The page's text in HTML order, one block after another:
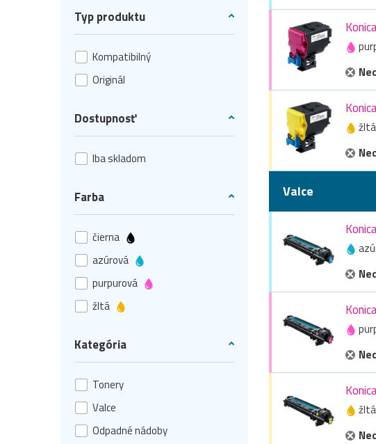
Typ produktu
Kompatibilný
Originál
Dostupnosť
Iba skladom
Farba
čierna
azúrová
purpurová
žltá
Kategória
Tonery
Valce
Odpadné nádoby
žltá
Valce
žltá